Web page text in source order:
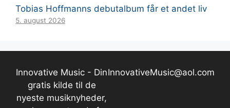
Tobias Hoffmanns debutalbum får et andet liv
5. august 2026
Innovative Music - Din
gratis kilde til de
nyeste musiknyheder,
InnovativeMusic@aol.com